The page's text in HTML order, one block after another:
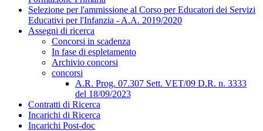
Selezione per l'ammissione al Corso per Educatori dei Servizi
Educativi per l'Infanzia - A.A. 2019/2020
Assegni di ricerca
Concorsi in scadenza
In fase di espletamento
Archivio concorsi
concorsi
A.R. Prog. 07.307 Sett. VET/09 D.R. n. 3333
del 18/09/2023
Contratti di Ricerca
Incarichi di Ricerca
Incarichi Post-doc